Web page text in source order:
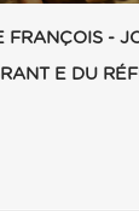
FRANÇOIS -
E DU